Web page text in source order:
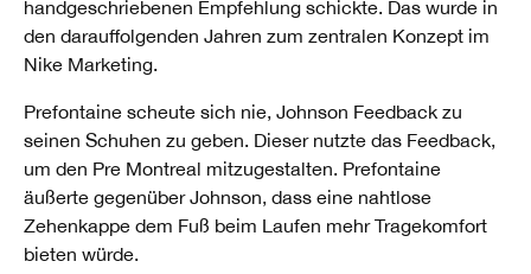
handgeschriebenen Empfehlung schickte. Das wurde in
den darauffolgenden Jahren zum zentralen Konzept im
Nike Marketing.
Prefontaine scheute sich nie, Johnson Feedback zu
seinen Schuhen zu geben. Dieser nutzte das Feedback,
um den Pre Montreal mitzugestalten. Prefontaine
äußerte gegenüber Johnson, dass eine nahtlose
Zehenkappe dem Fuß beim Laufen mehr Tragekomfort
bieten würde.